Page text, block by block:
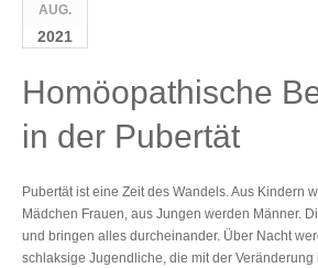
AUG.
2021
Homöopathische
in der Pubertät
Pubertät ist eine Zeit des Wandels. Aus Kindern
Mädchen Frauen, aus Jungen werden Männer.
und bringen alles durcheinander. Über Nacht
schlaksige Jugendliche, die mit der Veränderung